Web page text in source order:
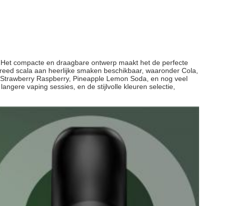
compacte en draagbare ontwerp maakt het de perfecte
scala aan heerlijke smaken beschikbaar, waaronder Cola,
Raspberry, Pineapple Lemon Soda, en nog veel
vaping sessies, en de stijlvolle kleuren selectie,